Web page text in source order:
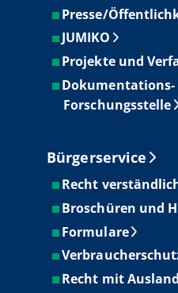
Presse/
JUMIKO
Projekte und
Dokumentations-
Forschungsstelle
Bürgerservice
Recht
Broschüren und
Formulare
Recht mit